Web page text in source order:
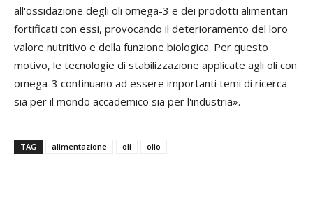
all'ossidazione degli oli omega-3 e dei prodotti alimentari
fortificati con essi, provocando il deterioramento del loro
valore nutritivo e della funzione biologica. Per questo
motivo, le tecnologie di stabilizzazione applicate agli oli con
omega-3 continuano ad essere importanti temi di ricerca
sia per il mondo accademico sia per l'industria».
TAG alimentazione oli olio